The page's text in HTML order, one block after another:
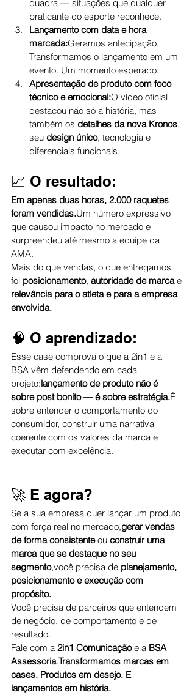
quadra — situações que qualquer
praticante do esporte reconhece.
Lançamento com data e hora
marcada:Geramos antecipação.
Transformamos o lançamento em um
evento. Um momento esperado.
Apresentação de produto com foco
técnico e emocional:O vídeo oficial
destacou não só a história, mas
também os detalhes da nova Kronos,
seu design único, tecnologia e
diferenciais funcionais.
📈 O resultado:
Em apenas duas horas, 2.000 raquetes
foram vendidas.Um número expressivo
que causou impacto no mercado e
surpreendeu até mesmo a equipe da
AMA.
Mais do que vendas, o que entregamos
foi posicionamento, autoridade de marca e
relevância para o atleta e para a empresa
envolvida.
🧠 O aprendizado:
Esse case comprova o que a 2in1 e a
BSA vêm defendendo em cada
projeto:lançamento de produto não é
sobre post bonito — é sobre estratégia.É
sobre entender o comportamento do
consumidor, construir uma narrativa
coerente com os valores da marca e
executar com excelência.
🚀 E agora?
Se a sua empresa quer lançar um produto
com força real no mercado,gerar vendas
de forma consistente ou construir uma
marca que se destaque no seu
segmento,você precisa de planejamento,
posicionamento e execução com
propósito.
Você precisa de parceiros que entendem
de negócio, de comportamento e de
resultado.
Fale com a 2in1 Comunicação e a BSA
Assessoria.Transformamos marcas em
cases. Produtos em desejo. E
lançamentos em história.